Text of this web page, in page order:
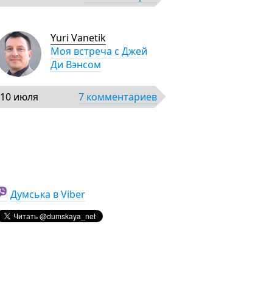
Yuri Vanetik
Моя встреча с Джей
Ди Вэнсом
10 июля 7 комментариев
Думська в Viber